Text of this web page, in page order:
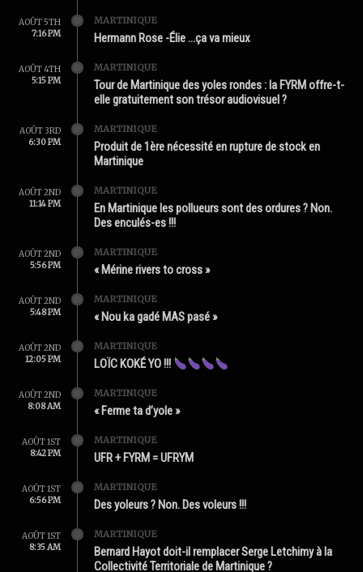
AOÛT 5TH
7:16 PM
MARTINIQUE
Hermann Rose -Élie …ça va mieux
AOÛT 4TH
5:15 PM
MARTINIQUE
Tour de Martinique des yoles rondes : la FYRM offre-t-
elle gratuitement son trésor audiovisuel ?
AOÛT 3RD
6:30 PM
MARTINIQUE
Produit de 1ère nécessité en rupture de stock en
Martinique
AOÛT 2ND
11:14 PM
MARTINIQUE
En Martinique les pollueurs sont des ordures ? Non.
Des enculés-es !!!
AOÛT 2ND
5:56 PM
MARTINIQUE
« Mérine rivers to cross »
AOÛT 2ND
5:48 PM
MARTINIQUE
« Nou ka gadé MAS pasé »
AOÛT 2ND
12:05 PM
MARTINIQUE
LOÏC KOKÉ YO !!!
AOÛT 2ND
8:08 AM
MARTINIQUE
« Ferme ta d’yole »
AOÛT 1ST
8:42 PM
MARTINIQUE
UFR + FYRM = UFRYM
AOÛT 1ST
6:56 PM
MARTINIQUE
Des yoleurs ? Non. Des voleurs !!!
AOÛT 1ST
8:35 AM
MARTINIQUE
Bernard Hayot doit-il remplacer Serge Letchimy à la
Collectivité Territoriale de Martinique ?